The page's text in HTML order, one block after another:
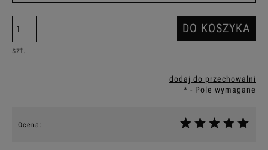
szt.
DO KOSZYKA
dodaj do przechowalni
* - Pole wymagane
Ocena: